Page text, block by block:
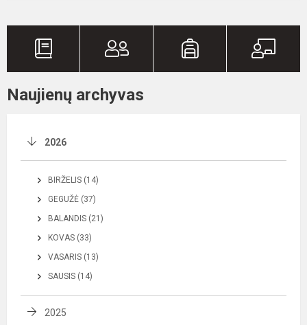
Naujienų archyvas
2026
BIRŽELIS (14)
GEGUŽĖ (37)
BALANDIS (21)
KOVAS (33)
VASARIS (13)
SAUSIS (14)
2025